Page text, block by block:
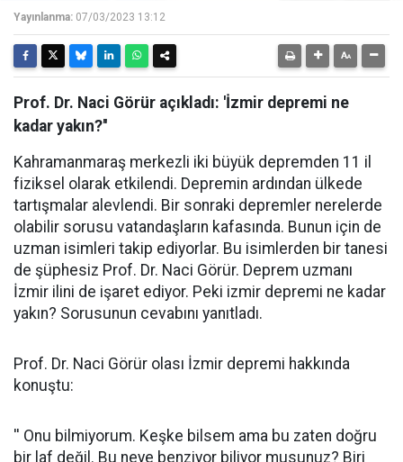
Yayınlanma: 07/03/2023 13:12
Prof. Dr. Naci Görür açıkladı: 'İzmir depremi ne
kadar yakın?''
Kahramanmaraş merkezli iki büyük depremden 11 il
fiziksel olarak etkilendi. Depremin ardından ülkede
tartışmalar alevlendi. Bir sonraki depremler nerelerde
olabilir sorusu vatandaşların kafasında. Bunun için de
uzman isimleri takip ediyorlar. Bu isimlerden bir tanesi
de şüphesiz Prof. Dr. Naci Görür. Deprem uzmanı
İzmir ilini de işaret ediyor. Peki izmir depremi ne kadar
yakın? Sorusunun cevabını yanıtladı.
Prof. Dr. Naci Görür olası İzmir depremi hakkında
konuştu:
'' Onu bilmiyorum. Keşke bilsem ama bu zaten doğru
bir laf değil. Bu neye benziyor biliyor musunuz? Biri